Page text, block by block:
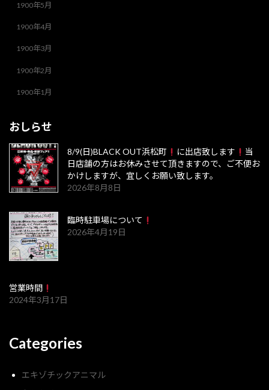
1900年5月
1900年4月
1900年3月
1900年2月
1900年1月
おしらせ
8/9(日)BLACK OUT浜松町 に出店致します
当
日店舗の方はお休みさせて頂きますので、ご不便お
かけしますが、宜しくお願い致します。
2026年8月8日
臨時駐車場について
2026年4月19日
営業時間
2024年3月17日
Categories
エキゾチックアニマル